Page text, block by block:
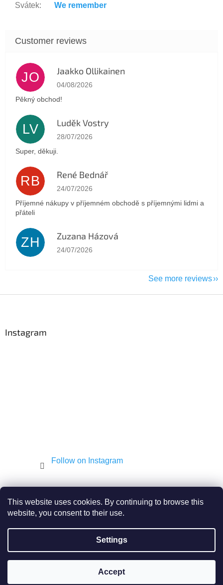
This website uses cookies. By continuing to browse this
website, you consent to their use.
Settings
Accept
Svátek: We remember
JO Jaakko Ollikainen
The store rating is 5 out of 5 stars.
04/08/2026
Pěkný obchod!
LV Luděk Vostry
The store rating is 5 out of 5 stars.
28/07/2026
Super, děkuji.
RB René Bednář
The store rating is 5 out of 5 stars.
24/07/2026
Příjemné nákupy v příjemném obchodě s příjemnými lidmi a
přáteli
ZH Zuzana Házová
The store rating is 5 out of 5 stars.
24/07/2026
See more reviews
Instagram
Follow on Instagram
Created by Shoptet
JEWISH E-SHOP